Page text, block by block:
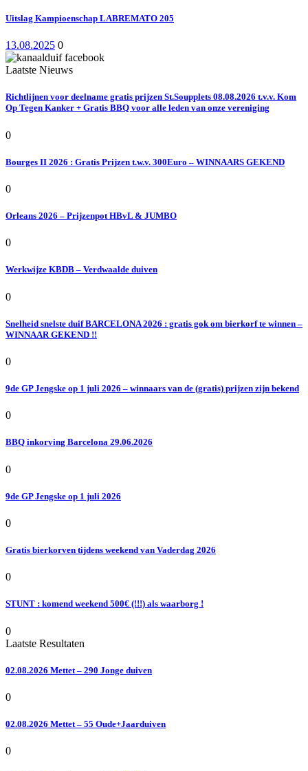
Uitslag Kampioenschap LABREMATO 205
13.08.2025 0
Laatste Nieuws
Richtlijnen voor deelname gratis prijzen St.Soupplets 08.08.2026 t.v.v. Kom
Op Tegen Kanker + Gratis BBQ voor alle leden van onze vereniging
0
Bourges II 2026 : Gratis Prijzen t.w.v. 300Euro – WINNAARS GEKEND
0
Orleans 2026 – Prijzenpot HBvL & JUMBO
0
Werkwijze KBDB – Verdwaalde duiven
0
Snelheid snelste duif BARCELONA 2026 : gratis gok om bierkorf te winnen –
WINNAAR GEKEND !!
0
9de GP Jengske op 1 juli 2026 – winnaars van de (gratis) prijzen zijn bekend
0
BBQ inkorving Barcelona 29.06.2026
0
9de GP Jengske op 1 juli 2026
0
Gratis bierkorven tijdens weekend van Vaderdag 2026
0
STUNT : komend weekend 500€ (!!!) als waarborg !
0
Laatste Resultaten
02.08.2026 Mettet – 290 Jonge duiven
0
02.08.2026 Mettet – 55 Oude+Jaarduiven
0